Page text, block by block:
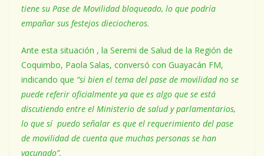
tiene su Pase de Movilidad bloqueado, lo que podría
empañar sus festejos dieciocheros.
Ante esta situación , la Seremi de Salud de la Región de
Coquimbo, Paola Salas, conversó con Guayacán FM,
indicando que “si bien el tema del pase de movilidad no se
puede referir oficialmente ya que es algo que se está
discutiendo entre el Ministerio de salud y parlamentarios,
lo que sí puedo señalar es que el requerimiento del pase
de movilidad de cuenta que muchas personas se han
vacunado”.